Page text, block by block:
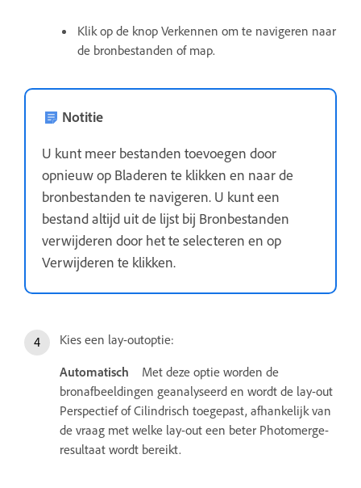
Klik op de knop Verkennen om te navigeren naar
de bronbestanden of map.
Notitie
U kunt meer bestanden toevoegen door
opnieuw op Bladeren te klikken en naar de
bronbestanden te navigeren. U kunt een
bestand altijd uit de lijst bij Bronbestanden
verwijderen door het te selecteren en op
Verwijderen te klikken.
Kies een lay-outoptie:
Automatisch
Met deze optie worden de
bronafbeeldingen geanalyseerd en wordt de lay-out
Perspectief of Cilindrisch toegepast, afhankelijk van
de vraag met welke lay-out een beter Photomerge-
resultaat wordt bereikt.